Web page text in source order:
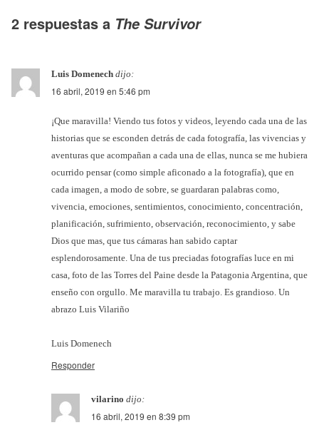
2 respuestas a The Survivor
Luis Domenech dijo:
16 abril, 2019 en 5:46 pm
¡Que maravilla! Viendo tus fotos y videos, leyendo cada una de las
historias que se esconden detrás de cada fotografía, las vivencias y
aventuras que acompañan a cada una de ellas, nunca se me hubiera
ocurrido pensar (como simple aficonado a la fotografía), que en
cada imagen, a modo de sobre, se guardaran palabras como,
vivencia, emociones, sentimientos, conocimiento, concentración,
planificación, sufrimiento, observación, reconocimiento, y sabe
Dios que mas, que tus cámaras han sabido captar
esplendorosamente. Una de tus preciadas fotografías luce en mi
casa, foto de las Torres del Paine desde la Patagonia Argentina, que
enseño con orgullo. Me maravilla tu trabajo. Es grandioso. Un
abrazo Luis Vilariño
Luis Domenech
Responder
vilarino dijo:
16 abril, 2019 en 8:39 pm